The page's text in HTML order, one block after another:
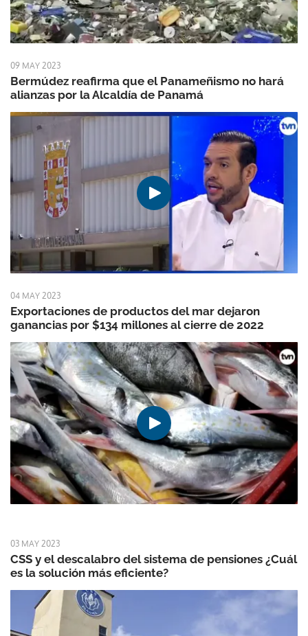
09 MAY 2023
Bermúdez reafirma que el Panameñismo no hará
alianzas por la Alcaldía de Panamá
04 MAY 2023
Exportaciones de productos del mar dejaron
ganancias por $134 millones al cierre de 2022
03 MAY 2023
CSS y el descalabro del sistema de pensiones ¿Cuál
es la solución más eficiente?